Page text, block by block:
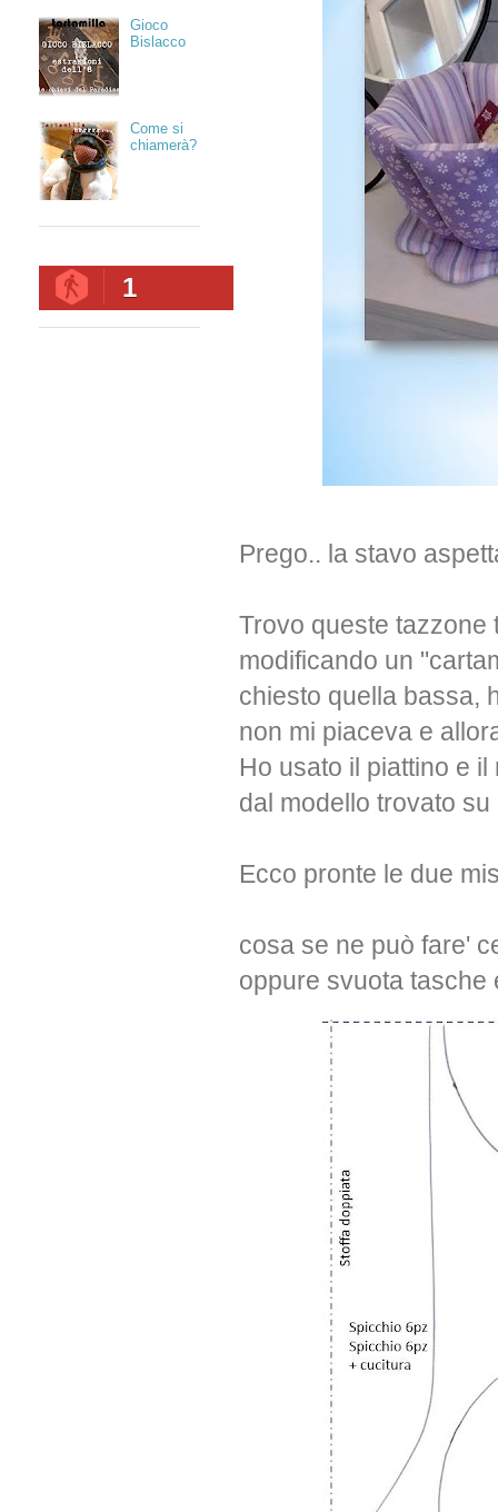
Prego.. la stavo
Trovo queste tazzone
modificando un
chiesto quella bassa,
non mi piaceva e
Ho usato il piattino e
dal modello trovato
Ecco pronte le due
cosa se ne può fare'
oppure svuota tasche
Gioco
Bislacco
Come si
chiamerà?
1